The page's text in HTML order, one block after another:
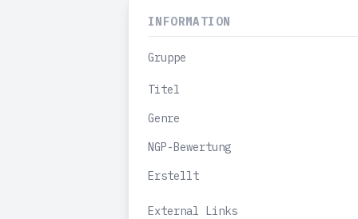
INFORMATION
Gruppe
Titel
Genre
NGP-Bewertung
Erstellt
External Links